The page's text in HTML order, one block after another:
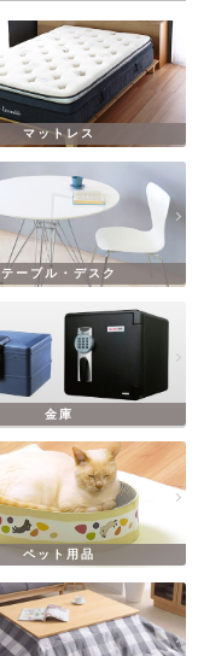
マットレス
テーブル・デスク
金庫
ペット用品